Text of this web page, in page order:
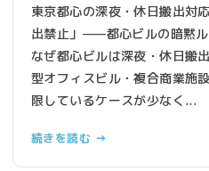
東京都心の深夜・休日搬出対
出禁止」——都心ビルの暗黙
なぜ都心ビルは深夜・休日搬
型オフィスビル・複合商業施
限しているケースが少なく...
続きを読む →